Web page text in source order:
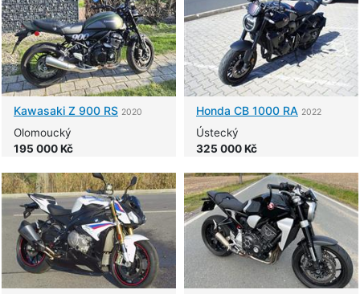
Kawasaki Z 900 RS 2020
Olomoucký
195 000 Kč
Honda CB 1000 RA 2022
Ústecký
325 000 Kč